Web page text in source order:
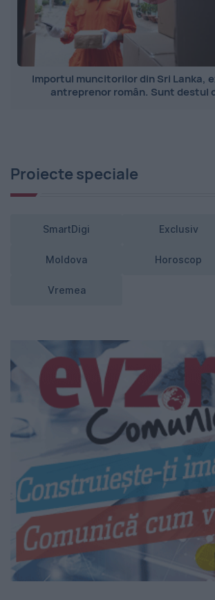
Importul muncitorilor din Sri Lanka,
antreprenor român. Sunt destul
Proiecte speciale
SmartDigi Exclusiv
Moldova Horoscop
Vremea